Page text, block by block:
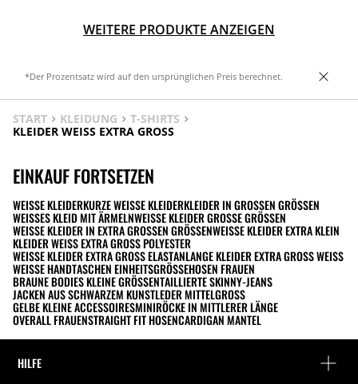
WEITERE PRODUKTE ANZEIGEN
*Der Prozentsatz wird auf den ursprünglichen Preis berechnet.
START KLEIDUNG
T-SHIRTS
KLEIDER WEISS EXTRA GROSS
EINKAUF FORTSETZEN
WEISSE KLEIDER KURZE WEISSE KLEIDER KLEIDER IN GROSSEN GRÖSSEN
WEISSES KLEID MIT ÄRMELN WEISSE KLEIDER GROSSE GRÖSSEN
WEISSE KLEIDER IN EXTRA GROSSEN GRÖSSEN WEISSE KLEIDER EXTRA KLEIN
KLEIDER WEISS EXTRA GROSS POLYESTER
WEISSE KLEIDER EXTRA GROSS ELASTAN LANGE KLEIDER EXTRA GROSS WEISS
WEISSE HANDTASCHEN EINHEITSGRÖSSE HOSEN FRAUEN
BRAUNE BODIES KLEINE GRÖSSEN TAILLIERTE SKINNY-JEANS
JACKEN AUS SCHWARZEM KUNSTLEDER MITTELGROSS
GELBE KLEINE ACCESSOIRESMINIRÖCKE IN MITTLERER LÄNGE
OVERALL FRAUENSTRAIGHT FIT HOSENCARDIGAN MANTEL
HILFE